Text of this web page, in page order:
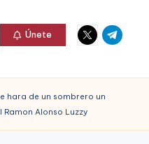
Únete
Elemento
del
Elemento
del
hara de un sombrero un
Alonso Luzzy